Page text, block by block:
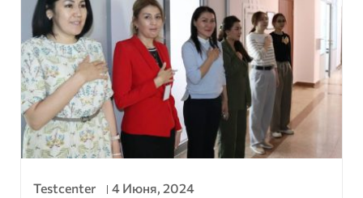
Testcenter 4 Июня, 2024